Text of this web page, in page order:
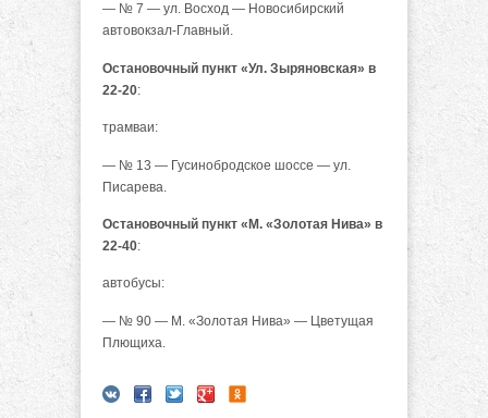
— № 7 — ул. Восход — Новосибирский
автовокзал-Главный.
Остановочный пункт «Ул. Зыряновская» в
22-20:
трамваи:
— № 13 — Гусинобродское шоссе — ул.
Писарева.
Остановочный пункт «М. «Золотая Нива» в
22-40:
автобусы:
— № 90 — М. «Золотая Нива» — Цветущая
Плющиха.